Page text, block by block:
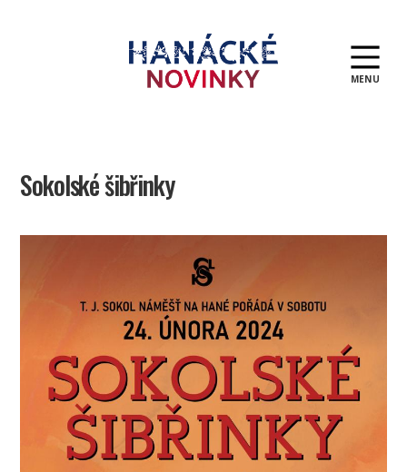
MENU
Sokolské šibřinky